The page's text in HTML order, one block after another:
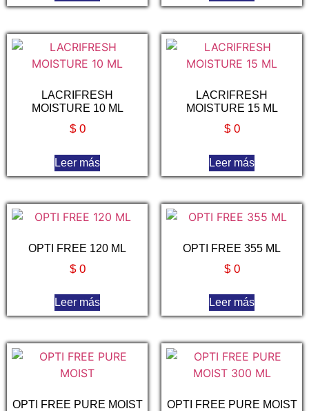
LACRIFRESH
MOISTURE 10 ML
$0
Leer más
LACRIFRESH
MOISTURE 15 ML
$0
Leer más
OPTI FREE 120 ML
$0
Leer más
OPTI FREE 355 ML
$0
Leer más
OPTI FREE PURE MOIST
OPTI FREE PURE MOIST